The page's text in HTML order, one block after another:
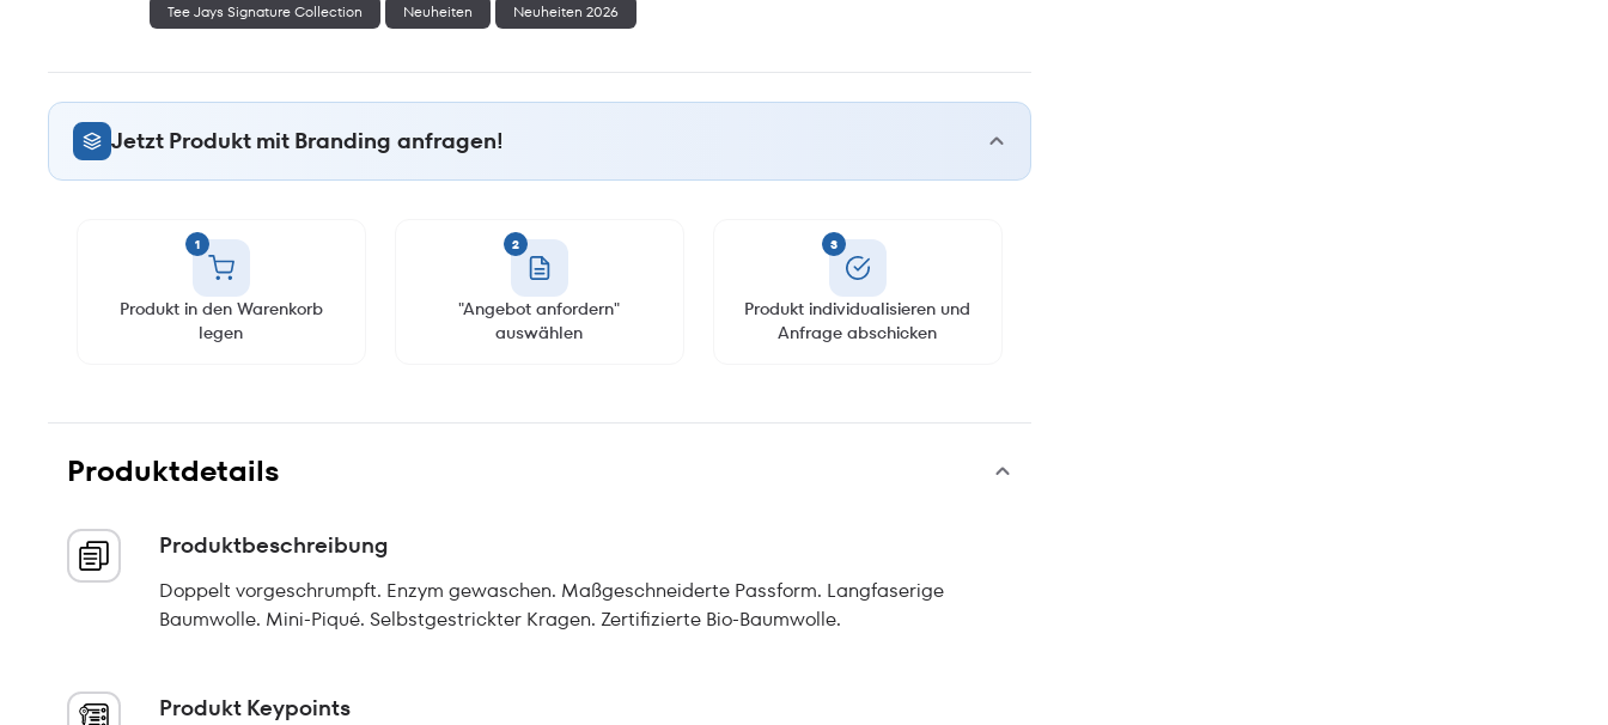
Tee Jays Signature Collection Neuheiten Neuheiten 2026
Jetzt Produkt mit Branding anfragen!
1
Produkt in den Warenkorb
legen
2
"Angebot anfordern"
auswählen
3
Produkt individualisieren und
Anfrage abschicken
Produktdetails
Produktbeschreibung
Doppelt vorgeschrumpft. Enzym gewaschen. Maßgeschneiderte Passform. Langfaserige
Baumwolle. Mini-Piqué. Selbstgestrickter Kragen. Zertifizierte Bio-Baumwolle.
Produkt Keypoints